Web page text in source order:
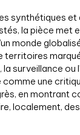
synthétiques et
la pièce met
monde
territoires
surveillance ou
une
en montrant
localement,